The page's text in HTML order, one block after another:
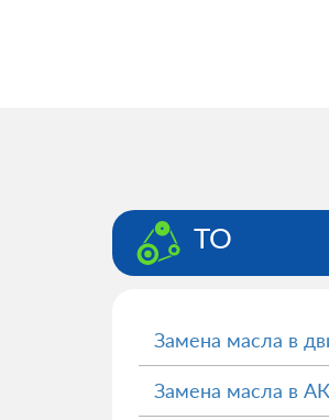
ТО
Замена масла в
Замена масла в